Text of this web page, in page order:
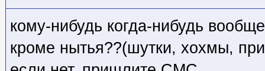
кому-нибудь когда-нибудь
кроме нытья??(шутки, хохмы,